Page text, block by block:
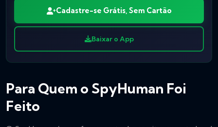
Cadastre-se Grátis, Sem Cartão
Baixar o App
Para Quem o SpyHuman Foi
Feito